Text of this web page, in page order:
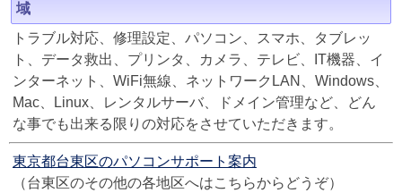
域
トラブル対応、修理設定、パソコン、スマホ、タブレッ
ト、データ救出、プリンタ、カメラ、テレビ、IT機器、イ
ンターネット、WiFi無線、ネットワークLAN、Windows、
Mac、Linux、レンタルサーバ、ドメイン管理など、どん
な事でも出来る限りの対応をさせていただきます。
東京都台東区のパソコンサポート案内
（台東区のその他の各地区へはこちらからどうぞ）